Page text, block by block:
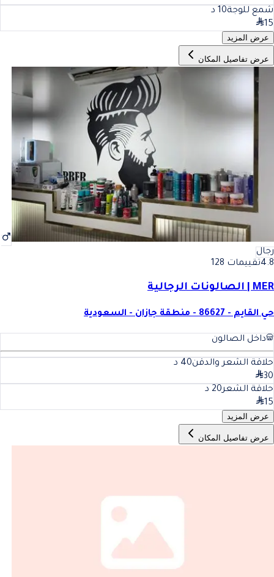
شمع للوجة10 د
15
عرض المزيد
عرض تفاصيل المكان
رجال
4.8تقييمات 128
MER | الصالونات الرجالية
حي القايم - 86627 - منطقة جازان - السعودية
داخل الصالون
حلاقة الشعر والدقن40 د
30
حلاقة الشعر20 د
15
عرض المزيد
عرض تفاصيل المكان